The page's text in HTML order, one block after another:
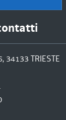
34133 TRIESTE